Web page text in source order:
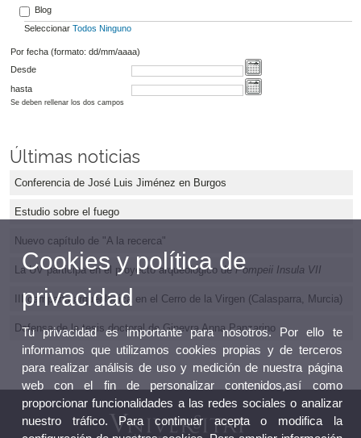
Blog
Seleccionar Todos Ninguno
Por fecha (formato: dd/mm/aaaa)
Desde
hasta
Se deben rellenar los dos campos
Últimas noticias
Conferencia de José Luis Jiménez en Burgos
Estudio sobre el fuego
Nuevo capítulo de "A la recerca"
La UV participa en el proyecto arqueológico dePompeii Insula VII
III campaña arqueológica en el Cerro de la Virgen (Calasparra, Murcia)
Defensa de la tesis doctoral de Ginevra Anna Panzarino
Cookies y política de
privacidad
Tu privacidad es importante para nosotros. Por ello te
informamos que utilizamos cookies propias y de terceros
para realizar análisis de uso y medición de nuestra página
web con el fin de personalizar contenidos,así como
proporcionar funcionalidades a las redes sociales o analizar
nuestro tráfico. Para continuar acepta o modifica la